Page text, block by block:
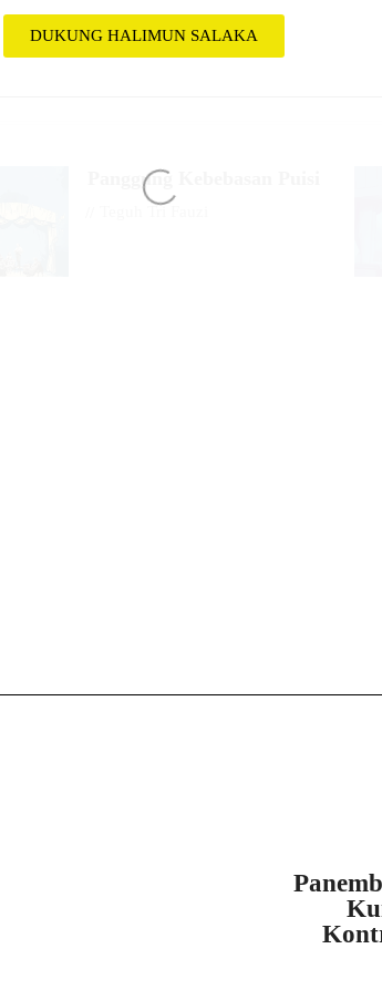
DUKUNG HALIMUN SALAKA
Panggung Kebebasan Puisi